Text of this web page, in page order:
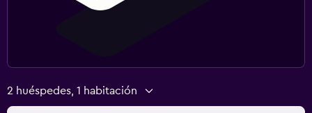
2 huéspedes, 1 habitación